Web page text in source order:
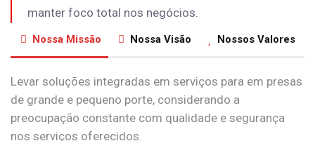
manter foco total nos negócios.
Nossa Missão Nossa Visão Nossos Valores
Levar soluções integradas em serviços para em presas
de grande e pequeno porte, considerando a
preocupação constante com qualidade e segurança
nos serviços oferecidos.